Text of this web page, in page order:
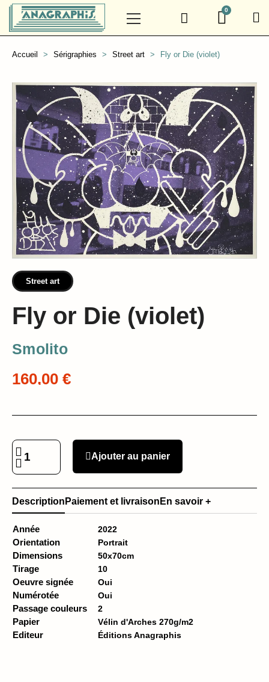
Accueil Sérigraphies Street art Fly or Die (violet)
Street art
Fly or Die (violet)
Smolito
160,00 €
Ajouter au panier
Description Paiement et livraison En savoir +
Année 2022
Orientation Portrait
Dimensions 50x70cm
Tirage 10
Oeuvre signée Oui
Numérotée Oui
Passage couleurs 2
Papier Vélin d'Arches 270g/m2
Editeur Éditions Anagraphis